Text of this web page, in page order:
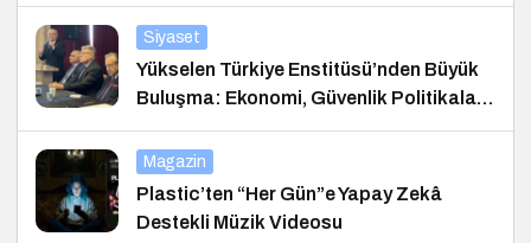
Siyaset
Yükselen Türkiye Enstitüsü’nden Büyük
Buluşma: Ekonomi, Güvenlik Politikaları
ve Hukuk Konferansı
Magazin
Plastic’ten “Her Gün”e Yapay Zekâ
Destekli Müzik Videosu